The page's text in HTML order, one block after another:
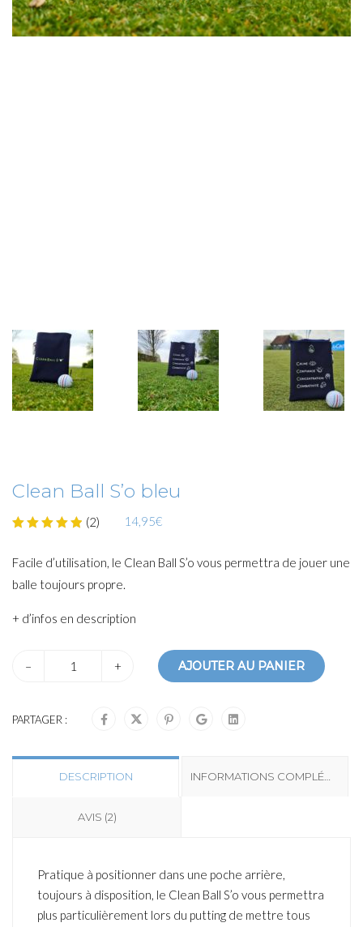
Clean Ball S’o bleu
(2) 14,95€
Facile d’utilisation, le Clean Ball S’o vous permettra de jouer une
balle toujours propre.
+ d’infos en description
– + AJOUTER AU PANIER
PARTAGER :
DESCRIPTION INFORMATIONS COMPLÉMENTAIRES
AVIS (2)
Pratique à positionner dans une poche arrière,
toujours à disposition, le Clean Ball S’o vous permettra
plus particulièrement lors du putting de mettre tous